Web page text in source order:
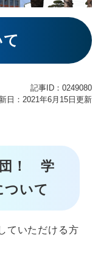
記事ID：0249080
日：2021年6月15日更新
団！ 学
ついて
ていただける方